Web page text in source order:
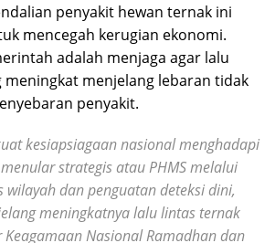
penyakit hewan ternak ini
mencegah kerugian ekonomi.
adalah menjaga agar lalu
meningkat menjelang lebaran tidak
penyakit.
kesiapsiagaan nasional menghadapi
strategis atau PHMS melalui
dan penguatan deteksi dini,
meningkatnya lalu lintas ternak
Nasional Ramadhan dan